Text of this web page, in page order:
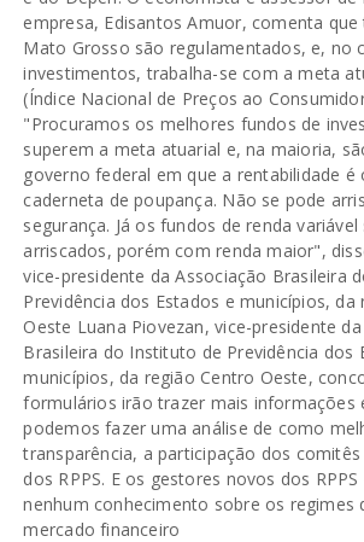
empresa, Edisantos Amuor, comenta que
Mato Grosso são regulamentados, e, no
investimentos, trabalha-se com a meta
(Índice Nacional de Preços ao
"Procuramos os melhores fundos de
superem a meta atuarial e, na maioria,
governo federal em que a rentabilidade é
caderneta de poupança. Não se pode
segurança. Já os fundos de renda
arriscados, porém com renda maior",
vice-presidente da Associação Brasileira
Previdência dos Estados e municípios, da
Oeste Luana Piovezan, vice-presidente
Brasileira do Instituto de Previdência dos
municípios, da região Centro Oeste,
formulários irão trazer mais informações
podemos fazer uma análise de como
transparência, a participação dos
dos RPPS. E os gestores novos dos
nenhum conhecimento sobre os regimes
mercado financeiro